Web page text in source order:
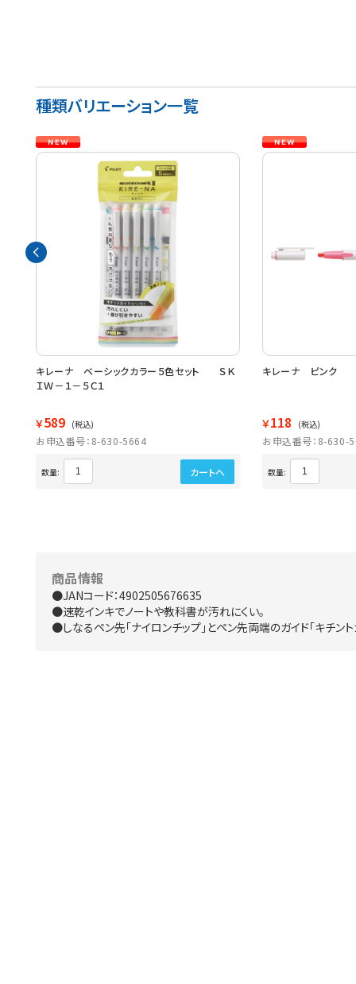
種類バリエーション一覧
キレーナ ベーシックカラー５色セット ＳＫ
ＩＷ－１－５Ｃ１
￥589 (税込)
お申込番号：8-630-5664
数量: カートへ
キレーナ ピンク
￥118 (税込)
お申込番号：8-630-
数量:
商品情報
●JANコード：4902505676635
●速乾インキでノートや教科書が汚れにくい。
●しなるペン先「ナイロンチップ」とペン先両端のガイド「キチン